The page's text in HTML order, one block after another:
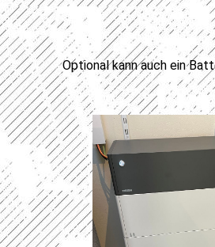
Optional kann auch ein